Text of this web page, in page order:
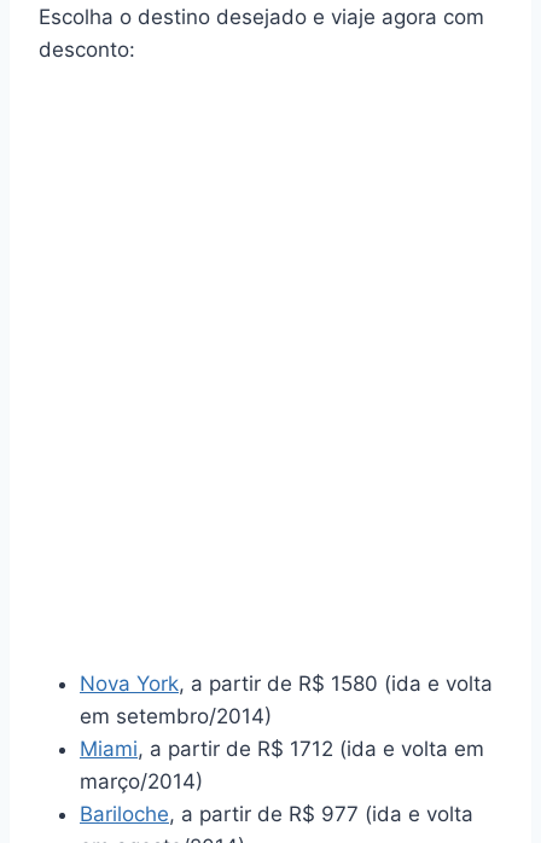
Escolha o destino desejado e viaje agora com
desconto:
Nova York, a partir de R$ 1580 (ida e volta
em setembro/2014)
Miami, a partir de R$ 1712 (ida e volta em
março/2014)
Bariloche, a partir de R$ 977 (ida e volta